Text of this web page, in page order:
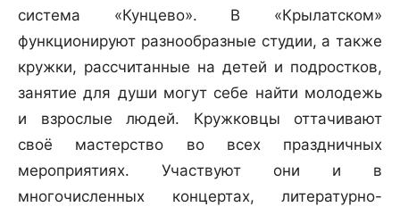
система «Кунцево». В «Крылатском»
функционируют разнообразные студии, а также
кружки, рассчитанные на детей и подростков,
занятие для души могут себе найти молодежь
и взрослые людей. Кружковцы оттачивают
своё мастерство во всех праздничных
мероприятиях. Участвуют они и в
многочисленных концертах, литературно-